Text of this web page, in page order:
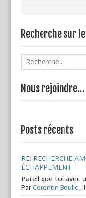
Recherche sur
Nous rejoindre…
Posts récents
RE: RECHERCHE
ÉCHAPPEMENT
Pareil que toi avec
ParCorentin Boulic,